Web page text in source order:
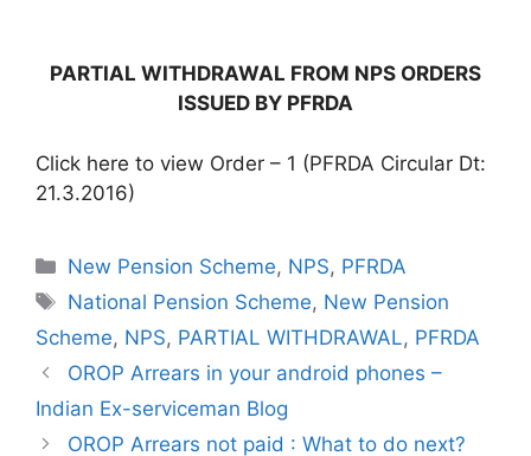
PARTIAL WITHDRAWAL FROM NPS ORDERS
ISSUED BY PFRDA
Click here to view Order – 1 (PFRDA Circular Dt:
21.3.2016)
Categories
New Pension Scheme, NPS, PFRDA
Tags
National Pension Scheme, New Pension
Scheme, NPS, PARTIAL WITHDRAWAL, PFRDA
OROP Arrears in your android phones –
Indian Ex-serviceman Blog
OROP Arrears not paid : What to do next?